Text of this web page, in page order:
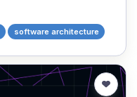
software architecture